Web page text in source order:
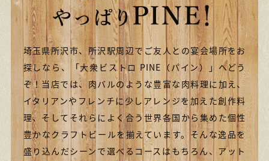
埼玉県所沢市、所沢駅周辺でご友人との宴会場所をお
探しなら、「大衆ビストロ PINE（パイン）」へどう
ぞ！当店では、肉バルのような豊富な肉料理に加え、
イタリアンやフレンチに少しアレンジを加えた創作料
理、そしてそれらによく合う世界各国から集めた個性
豊かなクラフトビールを揃えています。そんな逸品を
盛り込んだシーンで選べるコースはもちろん、アット